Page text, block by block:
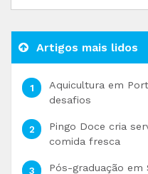
Artigos mais lidos
Aquicultura em
desafios
Pingo Doce cria
comida fresca
Pós-graduação em